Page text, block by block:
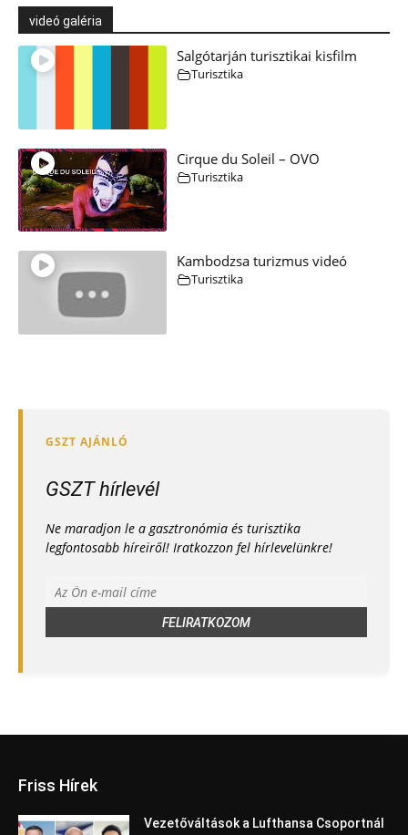
videó galéria
Salgótarján turisztikai kisfilm
Turisztika
Cirque du Soleil – OVO
Turisztika
Kambodzsa turizmus videó
Turisztika
GSZT hírlevél
Ne maradjon le a gasztronómia és turisztika
legfontosabb híreiről! Iratkozzon fel hírlevelünkre!
Friss Hírek
Vezetőváltások a Lufthansa Csoportnál